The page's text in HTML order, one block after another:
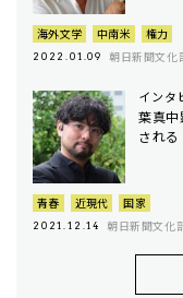
海外文学 中南米 権力
2022.01.09 朝日新聞文化
インタ
葉真
され
青春 近現代 国家
2021.12.14 朝日新聞文化